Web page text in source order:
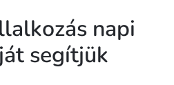
napi
segítjük